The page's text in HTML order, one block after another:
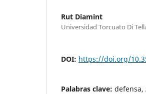
Rut Diamint
Universidad Torcuato Di
DOI: https://doi.org/
Palabras clave: defensa,